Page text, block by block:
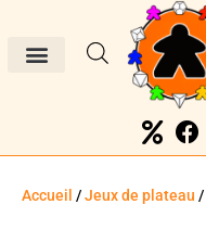
Accueil /Jeux de plateau /